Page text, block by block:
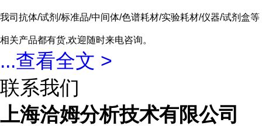
我司抗体/试剂/标准品/中间体/色谱耗材/实验耗材/仪器/试剂盒等
相关产品都有货,欢迎随时来电咨询。
...查看全文 >
联系我们
上海洽姆分析技术有限公司